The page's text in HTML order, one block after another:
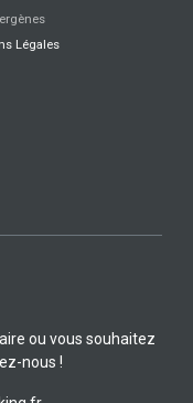
Légales
ou vous souhaitez
nous !